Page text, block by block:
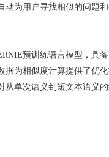
动为用户寻找相似的问题
预训练语言模型，具
据为相似度计算提供了优
从单次语义到短文本语义